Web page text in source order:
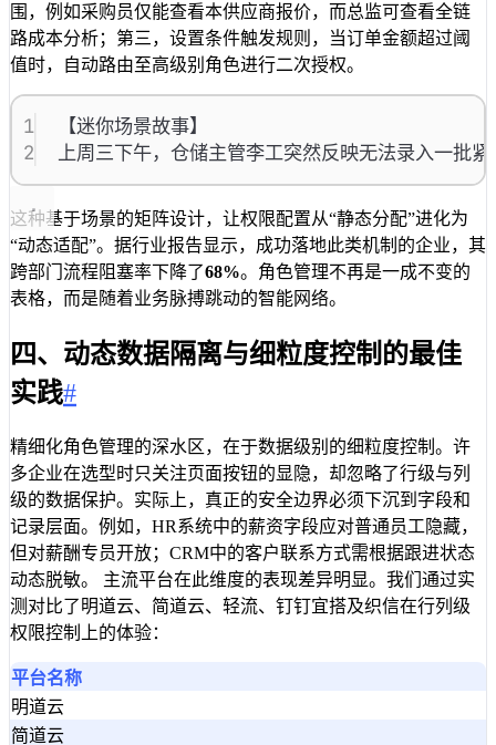
围，例如采购员仅能查看本供应商报价，而总监可查看全链
路成本分析；第三，设置条件触发规则，当订单金额超过阈
值时，自动路由至高级别角色进行二次授权。
1
【迷你场景故事】
2
上周三下午，仓储主管李工突然反映无法录入一批
这种基于场景的矩阵设计，让权限配置从“静态分配”进化为
“动态适配”。据行业报告显示，成功落地此类机制的企业，其
跨部门流程阻塞率下降了68%。角色管理不再是一成不变的
表格，而是随着业务脉搏跳动的智能网络。
四、动态数据隔离与细粒度控制的最佳
实践#
精细化角色管理的深水区，在于数据级别的细粒度控制。许
多企业在选型时只关注页面按钮的显隐，却忽略了行级与列
级的数据保护。实际上，真正的安全边界必须下沉到字段和
记录层面。例如，HR系统中的薪资字段应对普通员工隐藏，
但对薪酬专员开放；CRM中的客户联系方式需根据跟进状态
动态脱敏。 主流平台在此维度的表现差异明显。我们通过实
测对比了明道云、简道云、轻流、钉钉宜搭及织信在行列级
权限控制上的体验：
平台名称
明道云
简道云